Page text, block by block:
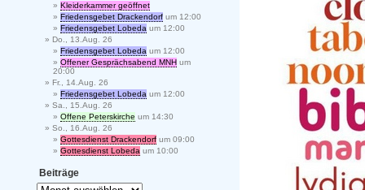
Kleiderkammer geöffnet
Friedensgebet Drackendorf um 12:00
Friedensgebet Lobeda um 12:00
Do., 13.Aug. 26
Friedensgebet Lobeda um 12:00
Offener Gesprächsabend MNH um
20:00
Fr., 14.Aug. 26
Friedensgebet Lobeda um 12:00
Sa., 15.Aug. 26
Offene Peterskirche um 14:30
So., 16.Aug. 26
Gottesdienst Drackendorf um 09:00
Gottesdienst Lobeda um 10:00
Beiträge